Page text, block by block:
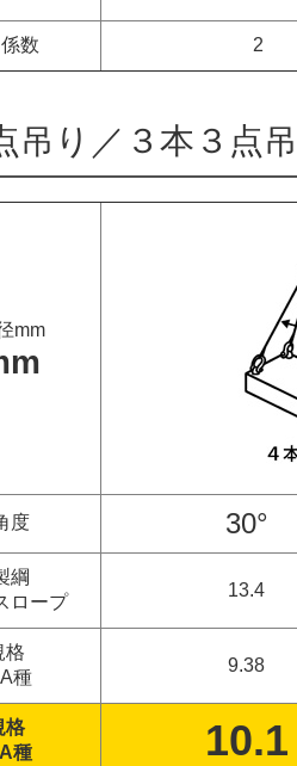
数 2
吊り／３本３点
mm
度 30°
綱
ロープ
13.4
格
種
9.38
格
種
10.1